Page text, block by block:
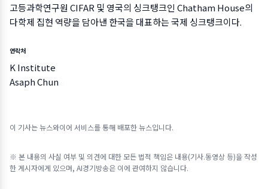
고등과학연구원 CIFAR 및 영국의 싱크탱크인 Chatham House의
다학제 집현 역량을 담아낸 한국을 대표하는 국제 싱크탱크이다.
연락처
K Institute
Asaph Chun
이 기사는 뉴스와이어 서비스를 통해 배포한 뉴스입니다.
※ 본 내용의 사실 여부 및 의견에 대한 모든 법적 책임은 내용(기사.동영상 등)을 작성
한 게시자에게 있으며, AI경기방송은 이에 관여하지 않습니다.